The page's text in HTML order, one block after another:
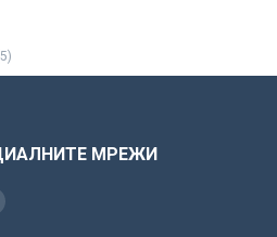
МРЕЖИ